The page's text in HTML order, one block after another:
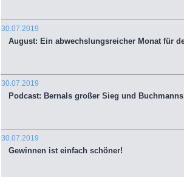
30.07.2019
August: Ein abwechslungsreicher Monat für
30.07.2019
Podcast: Bernals großer Sieg und
30.07.2019
Gewinnen ist einfach schöner!